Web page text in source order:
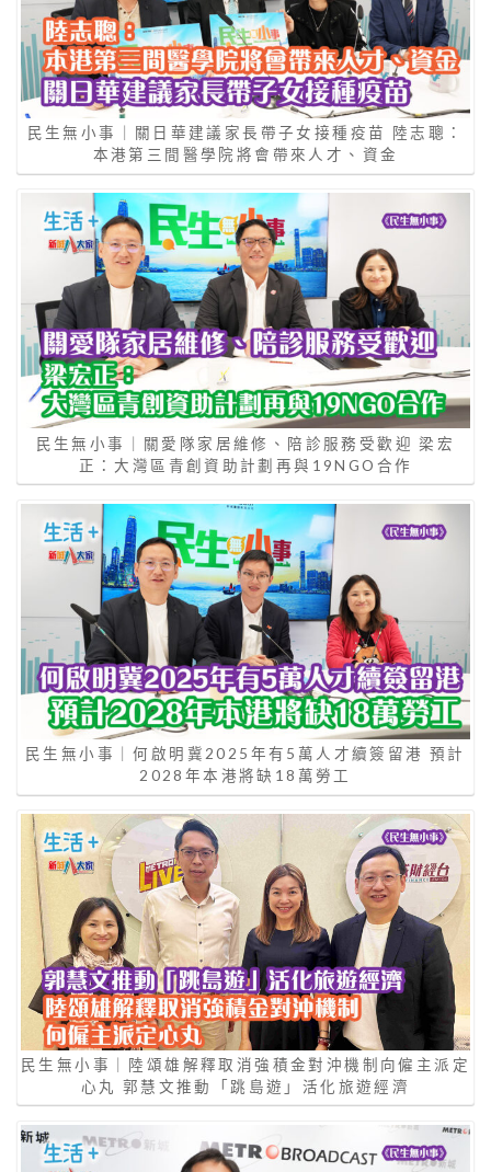
民生無小事｜關日華建議家長帶子女接種疫苗 陸志聰：
本港第三間醫學院將會帶來人才、資金
民生無小事｜關愛隊家居維修、陪診服務受歡迎 梁宏
正：大灣區青創資助計劃再與19NGO合作
民生無小事｜何啟明冀2025年有5萬人才續簽留港 預計
2028年本港將缺18萬勞工
民生無小事｜陸頌雄解釋取消強積金對沖機制向僱主派定
心丸 郭慧文推動「跳島遊」活化旅遊經濟